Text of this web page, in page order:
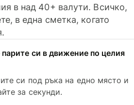
в над 40+ валути. Всичко,
в една сметка, когато
парите си в движение по целия
си под ръка на едно място и
за секунди.